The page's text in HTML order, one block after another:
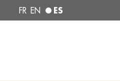
FR EN ES